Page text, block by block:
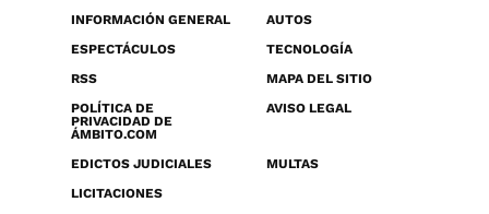
INFORMACIÓN GENERAL
AUTOS
ESPECTÁCULOS
TECNOLOGÍA
RSS
MAPA DEL SITIO
POLÍTICA DE
PRIVACIDAD DE
ÁMBITO.COM
AVISO LEGAL
EDICTOS JUDICIALES
MULTAS
LICITACIONES